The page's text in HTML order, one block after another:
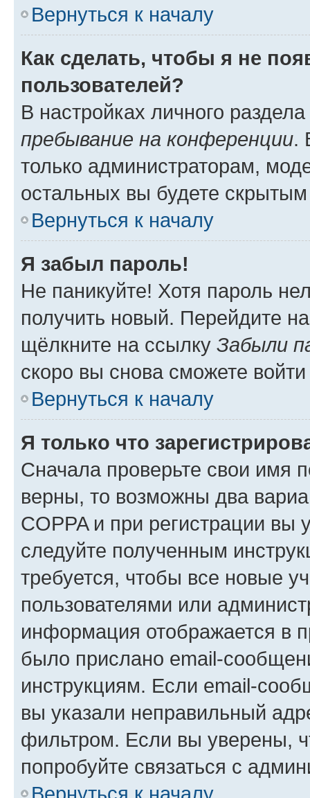
Вернуться к началу
Как сделать, чтобы я не
пользователей?
В настройках личного
пребывание на конференции.
только администраторам,
остальных вы будете
Вернуться к началу
Я забыл пароль!
Не паникуйте! Хотя пароль
получить новый. Перейдите
щёлкните на ссылку Забыли
скоро вы снова сможете
Вернуться к началу
Я только что
Сначала проверьте свои имя
верны, то возможны два
COPPA и при регистрации вы
следуйте полученным
требуется, чтобы все новые
пользователями или
информация отображается в
было прислано email-
инструкциям. Если email-
вы указали неправильный
фильтром. Если вы уверены,
попробуйте связаться с
Вернуться к началу